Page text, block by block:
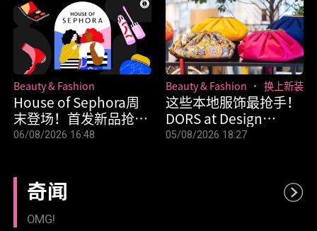
House of Sephora周
末登场！首发新品抢先
试，Gold会员还有专属
Beauty & Fashion
06/08/2026 16:48
这些本地服饰最抢手！
DORS at Design
Orchard 畅销榜公开，
Beauty & Fashion 换上新装
05/08/2026 18:27
奇闻
OMG!